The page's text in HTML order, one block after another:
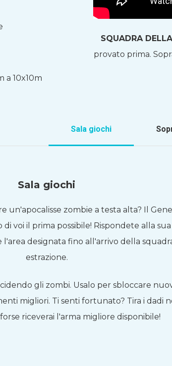
a 10x10m
SQUADRA
provato prima.
Sala giochi
Sala giochi
un'apocalisse zombie a testa alta? Il
voi il prima possibile! Rispondete alla sua
designata fino all'arrivo della
estrazione.
gli zombi. Usalo per sbloccare
migliori. Ti senti fortunato? Tira i dadi
riceverai l'arma migliore disponibile!